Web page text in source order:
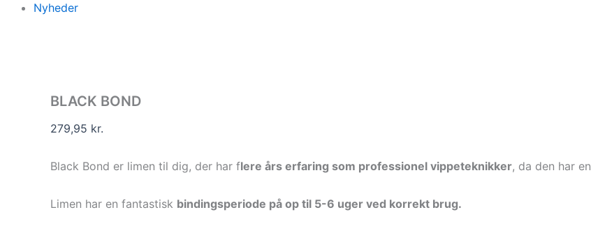
Nyheder
BLACK BOND
279,95 kr.
Black Bond er limen til dig, der har flere års erfaring som professionel vippeteknikker, da den har en
Limen har en fantastisk bindingsperiode på op til 5-6 uger ved korrekt brug.